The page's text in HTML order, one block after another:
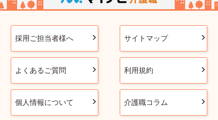
採用ご担当者様へ サイトマップ
よくあるご質問 利用規約
個人情報について 介護職コラム